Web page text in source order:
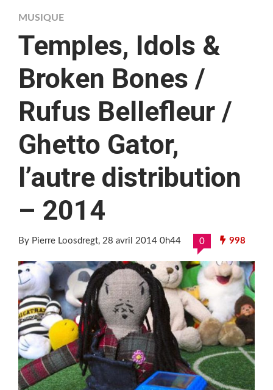
MUSIQUE
Temples, Idols &
Broken Bones /
Rufus Bellefleur /
Ghetto Gator,
l’autre distribution
– 2014
By Pierre Loosdregt, 28 avril 2014 0h44 0 998